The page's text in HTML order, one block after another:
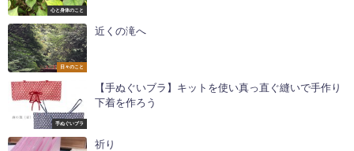
心と身体のこと
日々のこと
近くの滝へ
手ぬぐいブラ
【手ぬぐいブラ】キットを使い真っ直ぐ縫いで手作り
下着を作ろう
祈り